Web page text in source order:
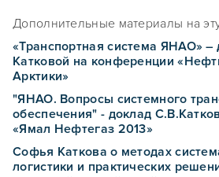
Дополнительные материалы на
«Транспортная система ЯНАО»
Катковой на конференции
Арктики»
"ЯНАО. Вопросы системного
обеспечения" - доклад
«Ямал Нефтегаз 2013»
Софья Каткова о методах
логистики и практических